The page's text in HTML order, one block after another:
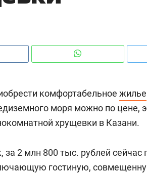
комфортабельное жилье
моря можно по цене,
хрущевки в Казани.
за 2 млн 800 тыс. рублей
гостиную,
в дикой
основа
команд
Рекомендуем
Мексика,
и вагон с
«Гонка